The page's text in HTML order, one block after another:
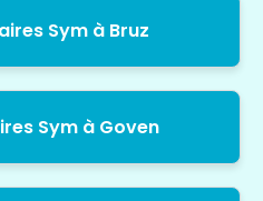
Sym à Bruz
Sym à Goven